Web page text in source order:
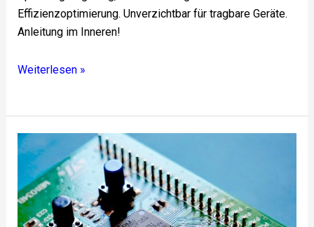
Effizienzoptimierung. Unverzichtbar für tragbare Geräte.
Anleitung im Inneren!
Weiterlesen »
Programmierung
von
STM32-
Mikrocontrollern:
Eine